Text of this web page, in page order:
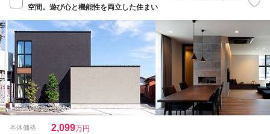
空間。遊び心と機能性を両立した住まい
本体価格 2,099万円